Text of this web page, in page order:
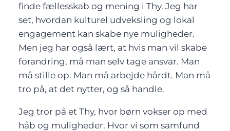
finde fællesskab og mening i Thy. Jeg har
set, hvordan kulturel udveksling og lokal
engagement kan skabe nye muligheder.
Men jeg har også lært, at hvis man vil skabe
forandring, må man selv tage ansvar. Man
må stille op. Man må arbejde hårdt. Man må
tro på, at det nytter, og så handle.
Jeg tror på et Thy, hvor børn vokser op med
håb og muligheder. Hvor vi som samfund